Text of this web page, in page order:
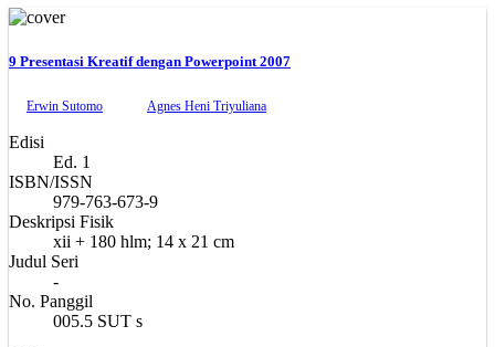
9 Presentasi Kreatif dengan Powerpoint 2007
Erwin Sutomo Agnes Heni Triyuliana
Edisi
Ed. 1
ISBN/ISSN
979-763-673-9
Deskripsi Fisik
xii + 180 hlm; 14 x 21 cm
Judul Seri
-
No. Panggil
005.5 SUT s